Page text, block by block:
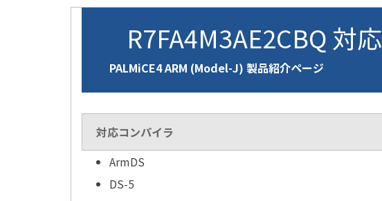
R7FA4M3AE2CBQ 対応
PALMiCE4 ARM (Model-J) 製品紹介ページ
対応コンパイラ
ArmDS
DS-5